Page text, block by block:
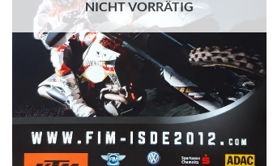
NICHT VORRÄTIG